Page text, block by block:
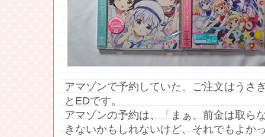
アマゾンで予約していた、ご注文はうさ
とEDです。
アマゾンの予約は、「まぁ、前金は取ら
きないかもしれないけど、それでもよか